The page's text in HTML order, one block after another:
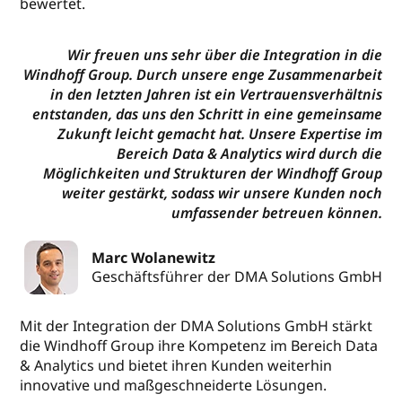
bewertet.
Wir freuen uns sehr über die Integration in die
Windhoff Group. Durch unsere enge Zusammenarbeit
in den letzten Jahren ist ein Vertrauensverhältnis
entstanden, das uns den Schritt in eine gemeinsame
Zukunft leicht gemacht hat. Unsere Expertise im
Bereich Data & Analytics wird durch die
Möglichkeiten und Strukturen der Windhoff Group
weiter gestärkt, sodass wir unsere Kunden noch
umfassender betreuen können.
Marc Wolanewitz
Geschäftsführer der DMA Solutions GmbH
Mit der Integration der DMA Solutions GmbH stärkt
die Windhoff Group ihre Kompetenz im Bereich Data
& Analytics und bietet ihren Kunden weiterhin
innovative und maßgeschneiderte Lösungen.